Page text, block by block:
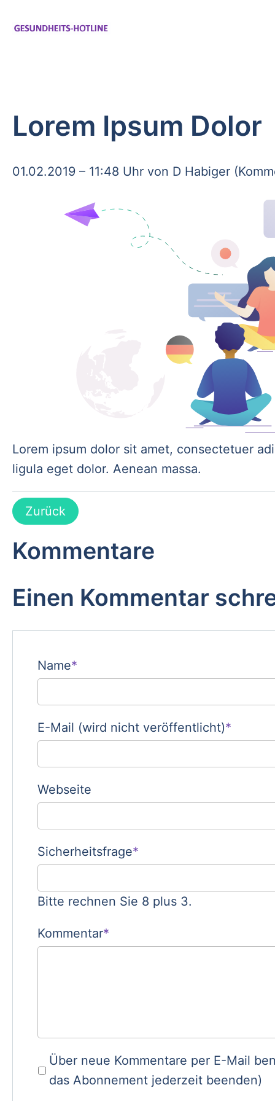
Lorem Ipsum Dolor
01.02.2019 – 11:48 Uhr von D Habiger
Lorem ipsum dolor sit amet, consectetuer
ligula eget dolor. Aenean massa.
Zurück
Kommentare
Einen Kommentar
Pflichtfeld
Name*
Pflichtfeld
E-Mail (wird nicht veröffentlicht)*
Webseite
Pflichtfeld
Sicherheitsfrage*
Bitte rechnen Sie 8 plus 3.
Pflichtfeld
Kommentar*
Über neue Kommentare per E-Mail
das Abonnement jederzeit beenden)